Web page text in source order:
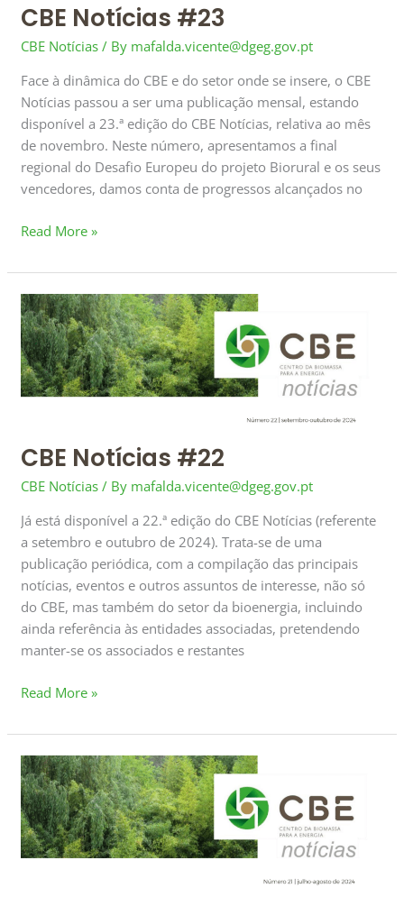
CBE Notícias #23
CBE Notícias / By mafalda.vicente@dgeg.gov.pt
Face à dinâmica do CBE e do setor onde se insere, o CBE
Notícias passou a ser uma publicação mensal, estando
disponível a 23.ª edição do CBE Notícias, relativa ao mês
de novembro. Neste número, apresentamos a final
regional do Desafio Europeu do projeto Biorural e os seus
vencedores, damos conta de progressos alcançados no
Read More »
CBE Notícias #22
CBE Notícias / By mafalda.vicente@dgeg.gov.pt
Já está disponível a 22.ª edição do CBE Notícias (referente
a setembro e outubro de 2024). Trata-se de uma
publicação periódica, com a compilação das principais
notícias, eventos e outros assuntos de interesse, não só
do CBE, mas também do setor da bioenergia, incluindo
ainda referência às entidades associadas, pretendendo
manter-se os associados e restantes
CBE
Notícias
#22
Read More »
CBE
Notícias
#21